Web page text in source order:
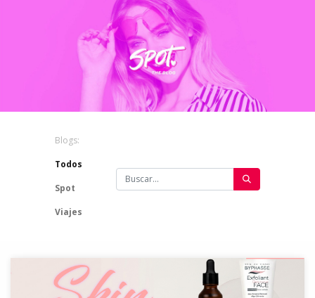
Blogs:
Todos
Spot
Viajes